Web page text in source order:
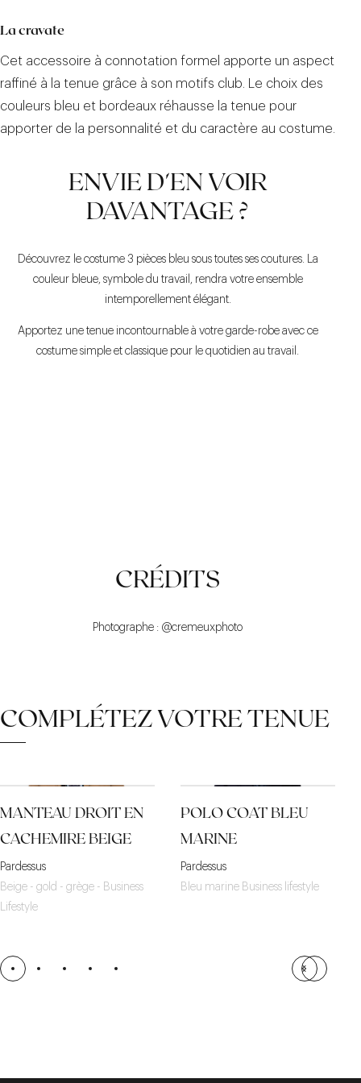
La cravate
Cet accessoire à connotation formel apporte un aspect
raffiné à la tenue grâce à son motifs club. Le choix des
couleurs bleu et bordeaux réhausse la tenue pour
apporter de la personnalité et du caractère au costume.
ENVIE D'EN VOIR
DAVANTAGE ?
Découvrez le costume 3 pièces bleu sous toutes ses coutures. La
couleur bleue, symbole du travail, rendra votre ensemble
intemporellement élégant.
Apportez une tenue incontournable à votre garde-robe avec ce
costume simple et classique pour le quotidien au travail.
ADAPTABLE
INTEMPOREL
CRÉDITS
Photographe : @cremeuxphoto
COMPLÉTEZ VOTRE TENUE
MANTEAU DROIT EN
CACHEMIRE BEIGE
Pardessus
Beige - gold - grège - Business
Lifestyle
POLO COAT BLEU
MARINE
Pardessus
Bleu marine Business lifestyle